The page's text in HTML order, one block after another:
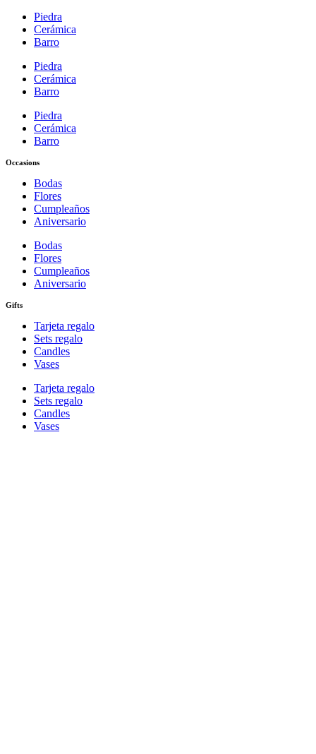
Piedra
Cerámica
Barro
Piedra
Cerámica
Barro
Piedra
Cerámica
Barro
Occasions
Bodas
Flores
Cumpleaños
Aniversario
Bodas
Flores
Cumpleaños
Aniversario
Gifts
Tarjeta regalo
Sets regalo
Candles
Vases
Tarjeta regalo
Sets regalo
Candles
Vases